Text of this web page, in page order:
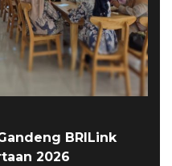
BRILink
2026